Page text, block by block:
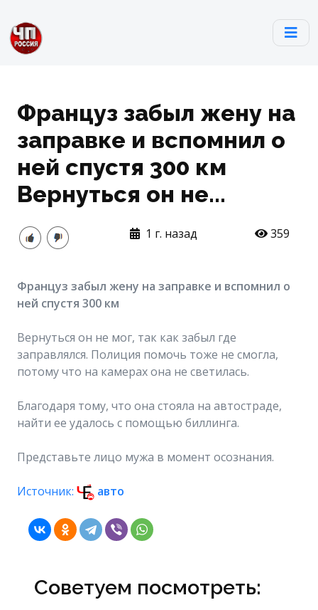
Француз забыл жену на
заправке и вспомнил о
ней спустя 300 км
Вернуться он не...
1 г. назад 359
Француз забыл жену на заправке и вспомнил о
ней спустя 300 км
Вернуться он не мог, так как забыл где
заправлялся. Полиция помочь тоже не смогла,
потому что на камерах она не светилась.
Благодаря тому, что она стояла на автостраде,
найти ее удалось с помощью биллинга.
Представьте лицо мужа в момент осознания.
Источник: авто
Советуем посмотреть: